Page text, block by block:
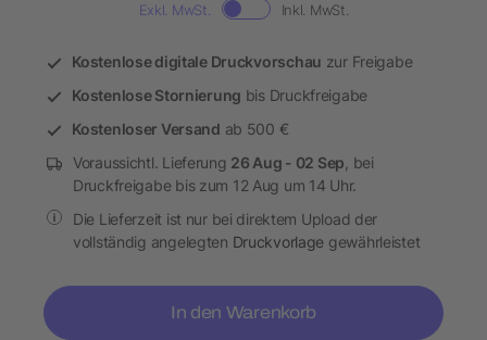
Exkl. MwSt. Inkl. MwSt.
Kostenlose digitale Druckvorschau zur Freigabe
Kostenlose Stornierung bis Druckfreigabe
Kostenloser Versand ab 500 €
Voraussichtl. Lieferung 26 Aug - 02 Sep , bei
Druckfreigabe bis zum 12 Aug um 14 Uhr.
Die Lieferzeit ist nur bei direktem Upload der
vollständig angelegten Druckvorlage gewährleistet
In den Warenkorb